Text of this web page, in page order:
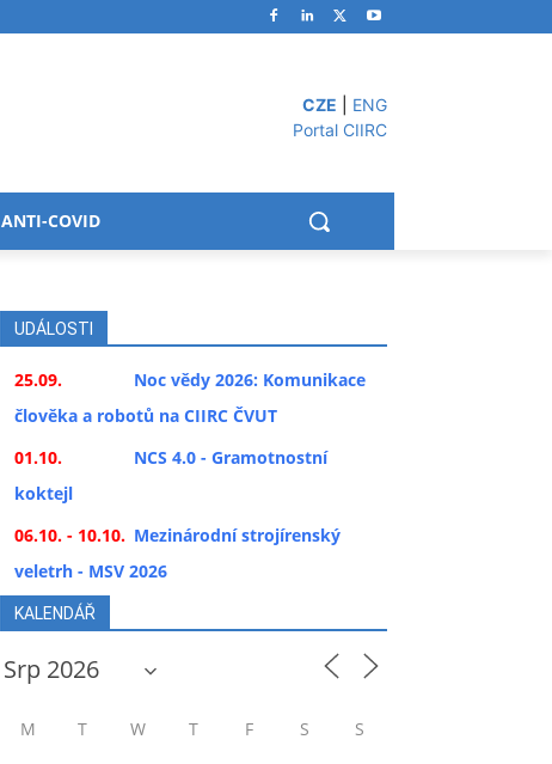
CZE
ENG
Portal CIIRC
ANTI-COVID
UDÁLOSTI
25.09.
Noc vědy 2026: Komunikace
člověka a robotů na CIIRC ČVUT
01.10.
NCS 4.0 - Gramotnostní
koktejl
06.10. - 10.10. Mezinárodní strojírenský
veletrh - MSV 2026
KALENDÁŘ
M T W T F S S